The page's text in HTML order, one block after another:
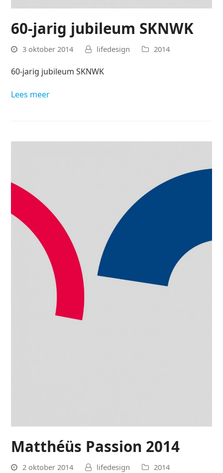
60-jarig jubileum SKNWK
3 oktober 2014 lifedesign 2014
60-jarig jubileum SKNWK
Lees meer
Matthéüs Passion 2014
2 oktober 2014 lifedesign 2014